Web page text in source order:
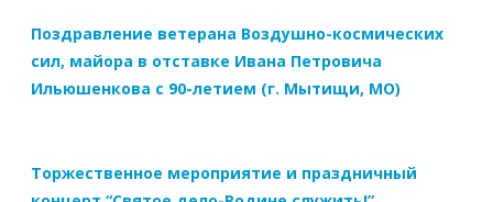
Поздравление ветерана Воздушно-космических
сил, майора в отставке Ивана Петровича
Ильюшенкова с 90-летием (г. Мытищи, МО)
Торжественное мероприятие и праздничный